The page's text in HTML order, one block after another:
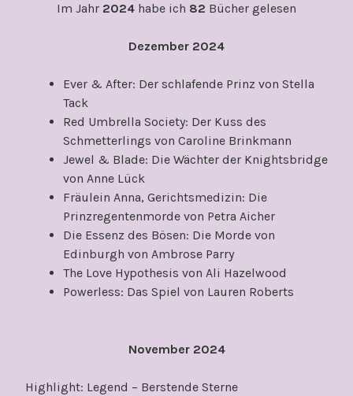
Im Jahr 2024 habe ich 82 Bücher gelesen
Dezember 2024
Ever & After: Der schlafende Prinz von Stella
Tack
Red Umbrella Society: Der Kuss des
Schmetterlings von Caroline Brinkmann
Jewel & Blade: Die Wächter der Knightsbridge
von Anne Lück
Fräulein Anna, Gerichtsmedizin: Die
Prinzregentenmorde von Petra Aicher
Die Essenz des Bösen: Die Morde von
Edinburgh von Ambrose Parry
The Love Hypothesis von Ali Hazelwood
Powerless: Das Spiel von Lauren Roberts
November 2024
Highlight: Legend – Berstende Sterne